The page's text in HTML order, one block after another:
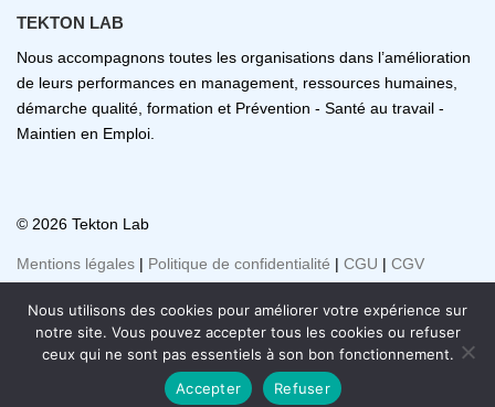
TEKTON LAB
Nous accompagnons toutes les organisations dans l’amélioration
de leurs performances en management, ressources humaines,
démarche qualité, formation et Prévention - Santé au travail -
Maintien en Emploi.
© 2026 Tekton Lab
Mentions légales | Politique de confidentialité | CGU | CGV
© 2026 Tekton Lab. Tous droits réservés.
Nous utilisons des cookies pour améliorer votre expérience sur
notre site. Vous pouvez accepter tous les cookies ou refuser
ceux qui ne sont pas essentiels à son bon fonctionnement.
Accepter
Refuser